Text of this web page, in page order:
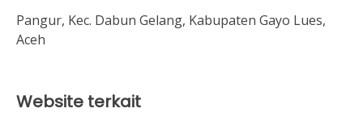
Pangur, Kec. Dabun Gelang, Kabupaten Gayo Lues,
Aceh
Website terkait